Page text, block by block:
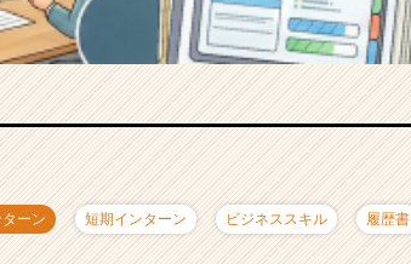
ーン 短期インターン ビジネススキル 履歴書